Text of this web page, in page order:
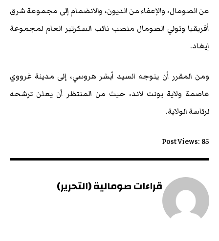
عن الصومال، والإعفاء من الديون، والانضمام إلى مجموعة شرق
أفريقيا وتولي الصومال منصب نائب السكرتير العام لمجموعة
إيغاد.
ومن المقرر أن يتوجه السيد أبشر هروسي، إلى مدينة غرووي
عاصمة ولاية بونت لاند، حيث من المنتظر أن يعلن ترشحه
لرئاسة الولاية.
Post Views: 85
قراءات صومالية (التحرير)